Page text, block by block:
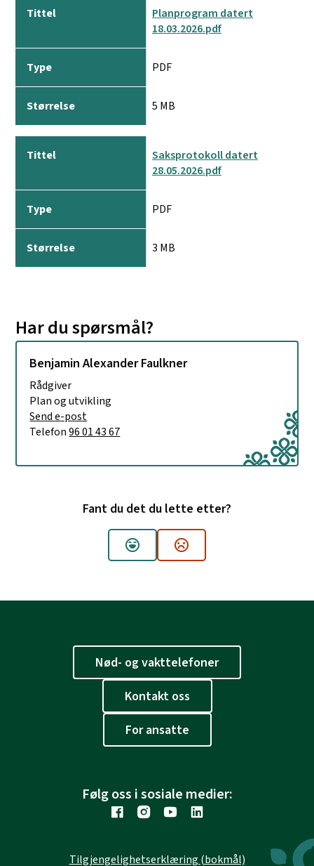
t
l
y
p
t
r
l
Planprogram datert
18.03.2026.pdf
PDF
5 MB
Saksprotokoll datert
28.05.2026.pdf
PDF
3 MB
Har du spørsmål?
Benjamin Alexander Faulkner
Rådgiver
Plan og utvikling
E-post
Send e-post
Telefon96 01 43 67
Fant du det du lette etter?
Ja Nei
Nød- og vakttelefoner
Kontakt oss
For ansatte
Følg oss i sosiale medier:
Tilgjengelighetserklæring (bokmål)